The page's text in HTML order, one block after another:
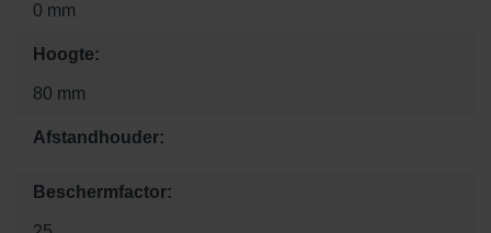
0 mm
Hoogte:
80 mm
Afstandhouder:
Beschermfactor: